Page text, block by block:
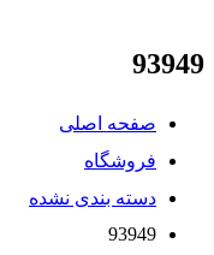
93949
صفحه اصلی
فروشگاه
دسته بندی نشده
93949